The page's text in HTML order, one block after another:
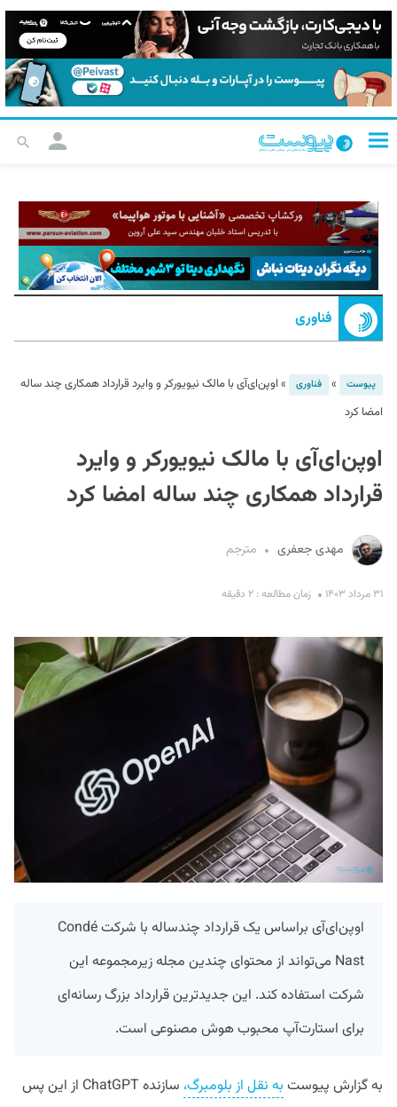
فناوری
پیوست » فناوری » اوپن‌ای‌آی با مالک نیویورکر و وایرد قرارداد همکاری چند ساله
امضا کرد
اوپن‌ای‌آی با مالک نیویورکر و وایرد
قرارداد همکاری چند ساله امضا کرد
مهدی جعفری مترجم
۳۱ مرداد ۱۴۰۳ زمان مطالعه : ۲ دقیقه
اوپن‌ای‌آی براساس یک قرارداد چندساله با شرکت Condé
Nast می‌تواند از محتوای چندین مجله زیرمجموعه این
شرکت استفاده کند. این جدیدترین قرارداد بزرگ رسانه‌ای
برای استارت‌آپ محبوب هوش مصنوعی است.
به گزارش پیوست به نقل از بلومبرگ،
سازنده ChatGPT از این پس